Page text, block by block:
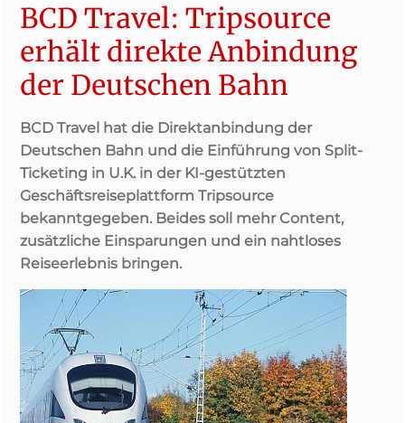
BCD Travel: Tripsource
erhält direkte Anbindung
der Deutschen Bahn
BCD Travel hat die Direktanbindung der
Deutschen Bahn und die Einführung von Split-
Ticketing in U.K. in der KI-gestützten
Geschäftsreiseplattform Tripsource
bekanntgegeben. Beides soll mehr Content,
zusätzliche Einsparungen und ein nahtloses
Reiseerlebnis bringen.